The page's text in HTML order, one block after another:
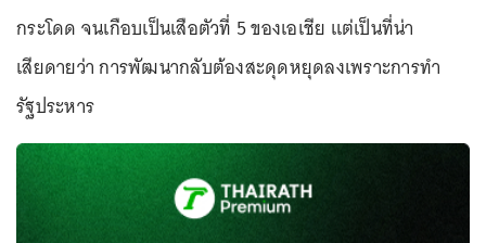
กระโดด จนเกือบเป็นเสือตัวที่ 5 ของเอเชีย แต่เป็นที่น่า
เสียดายว่า การพัฒนากลับต้องสะดุดหยุดลงเพราะการทำ
รัฐประหาร